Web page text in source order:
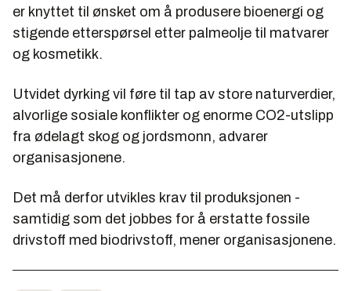
er knyttet til ønsket om å produsere bioenergi og
stigende etterspørsel etter palmeolje til matvarer
og kosmetikk.
Utvidet dyrking vil føre til tap av store naturverdier,
alvorlige sosiale konflikter og enorme CO2-utslipp
fra ødelagt skog og jordsmonn, advarer
organisasjonene.
Det må derfor utvikles krav til produksjonen -
samtidig som det jobbes for å erstatte fossile
drivstoff med biodrivstoff, mener organisasjonene.